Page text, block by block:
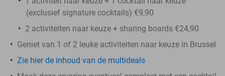
(exclusief signature cocktails) €9,90
2 activiteiten naar keuze + sharing boards €24,90
Geniet van 1 of 2 leuke activiteiten naar keuze in Brussel
Zie hier de inhoud van de multideals